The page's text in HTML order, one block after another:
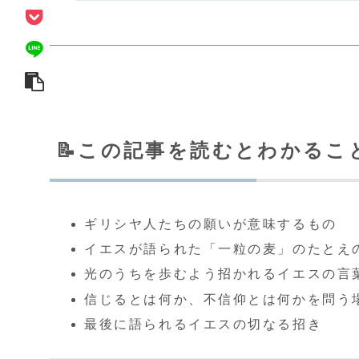
📝この記事を読むとわかるこ
ギリシヤ人たちの願いが意味するもの
イエスが語られた「一粒の麦」のたとえ
光のうちを歩むよう招かれるイエスの言
信じるとは何か、不信仰とは何かを問う
最後に語られるイエスの切なる招き